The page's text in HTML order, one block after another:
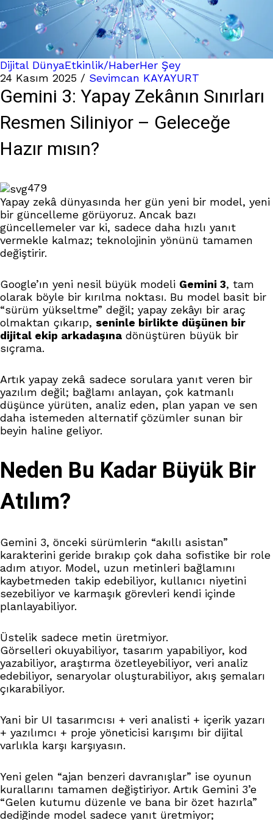
Dijital DünyaEtkinlik/HaberHer Şey
24 Kasım 2025 / Sevimcan KAYAYURT
Gemini 3: Yapay Zekânın Sınırları
Resmen Siliniyor – Geleceğe
Hazır mısın?
479
Yapay zekâ dünyasında her gün yeni bir model, yeni
bir güncelleme görüyoruz. Ancak bazı
güncellemeler var ki, sadece daha hızlı yanıt
vermekle kalmaz; teknolojinin yönünü tamamen
değiştirir.
Google’ın yeni nesil büyük modeli Gemini 3, tam
olarak böyle bir kırılma noktası. Bu model basit bir
“sürüm yükseltme” değil; yapay zekâyı bir araç
olmaktan çıkarıp, seninle birlikte düşünen bir
dijital ekip arkadaşına dönüştüren büyük bir
sıçrama.
Artık yapay zekâ sadece sorulara yanıt veren bir
yazılım değil; bağlamı anlayan, çok katmanlı
düşünce yürüten, analiz eden, plan yapan ve sen
daha istemeden alternatif çözümler sunan bir
beyin haline geliyor.
Neden Bu Kadar Büyük Bir
Atılım?
Gemini 3, önceki sürümlerin “akıllı asistan”
karakterini geride bırakıp çok daha sofistike bir role
adım atıyor. Model, uzun metinleri bağlamını
kaybetmeden takip edebiliyor, kullanıcı niyetini
sezebiliyor ve karmaşık görevleri kendi içinde
planlayabiliyor.
Üstelik sadece metin üretmiyor.
Görselleri okuyabiliyor, tasarım yapabiliyor, kod
yazabiliyor, araştırma özetleyebiliyor, veri analiz
edebiliyor, senaryolar oluşturabiliyor, akış şemaları
çıkarabiliyor.
Yani bir UI tasarımcısı + veri analisti + içerik yazarı
+ yazılımcı + proje yöneticisi karışımı bir dijital
varlıkla karşı karşıyasın.
Yeni gelen “ajan benzeri davranışlar” ise oyunun
kurallarını tamamen değiştiriyor. Artık Gemini 3’e
“Gelen kutumu düzenle ve bana bir özet hazırla”
dediğinde model sadece yanıt üretmiyor;